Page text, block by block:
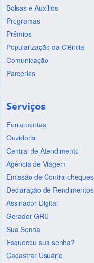
Bolsas e Auxílios
Programas
Prêmios
Popularização da Ciência
Comunicação
Parcerias
Serviços
Ferramentas
Ouvidoria
Central de Atendimento
Agência de Viagem
Emissão de Contra-cheques
Declaração de Rendimentos
Assinador Digital
Gerador GRU
Sua Senha
Esqueceu sua senha?
Cadastrar Usuário